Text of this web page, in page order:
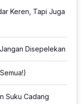
Keren, Tapi Juga
Disepelekan
Suku Cadang